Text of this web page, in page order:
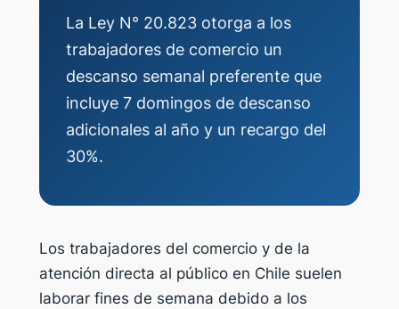
La Ley N° 20.823 otorga a los
trabajadores de comercio un
descanso semanal preferente que
incluye 7 domingos de descanso
adicionales al año y un recargo del
30%.
Los trabajadores del comercio y de la
atención directa al público en Chile suelen
laborar fines de semana debido a los